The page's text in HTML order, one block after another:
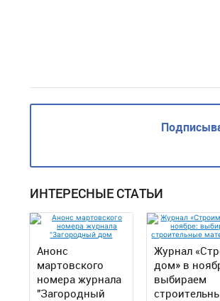
ИНТЕРЕСНЫЕ СТАТЬИ
Анонс
мартовского
номера журнала
"Загородный
Журнал
дом» в
выбираем